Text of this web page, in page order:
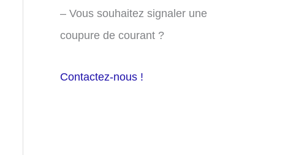
– Vous souhaitez signaler une
coupure de courant ?
Contactez-nous !